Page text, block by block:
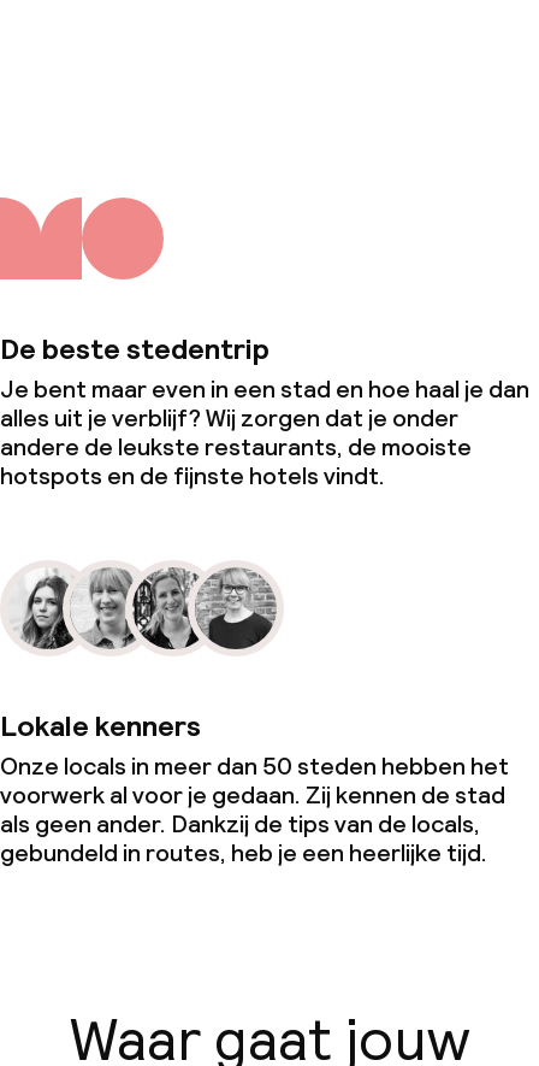
De beste stedentrip
Je bent maar even in een stad en hoe haal je dan
alles uit je verblijf? Wij zorgen dat je onder
andere de leukste restaurants, de mooiste
hotspots en de fijnste hotels vindt.
Lokale kenners
Onze locals in meer dan 50 steden hebben het
voorwerk al voor je gedaan. Zij kennen de stad
als geen ander. Dankzij de tips van de locals,
gebundeld in routes, heb je een heerlijke tijd.
Waar gaat jouw